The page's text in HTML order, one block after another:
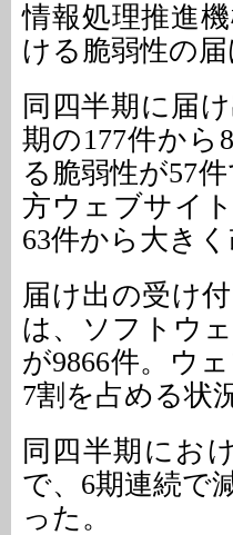
情報処理推進
ける脆弱性の
同四半期に届
期の177件か
る脆弱性が57
方ウェブサイ
63件から大きく
届け出の受け
は、ソフトウ
が9866件。ウ
7割を占める状
同四半期にお
で、6期連続で
った。